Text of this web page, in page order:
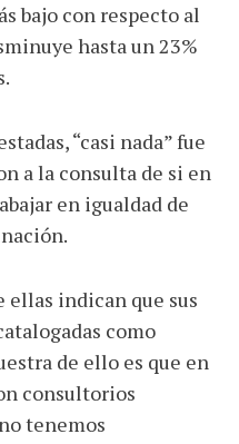
bajo con respecto al
hasta un 23%
“casi nada” fue
a la consulta de si en
en igualdad de
ellas indican que sus
como
de ello es que en
consultorios
tenemos